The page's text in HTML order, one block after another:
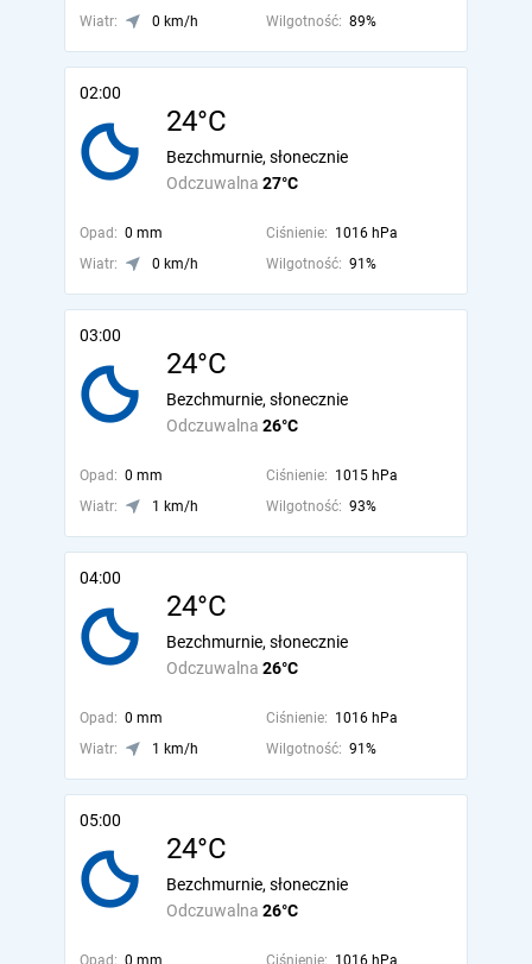
Wiatr:
0 km/h Wilgotność: 89%
02:00
24°C
Odczuwalna 27°C
Bezchmurnie, słonecznie
Opad: 0 mm Ciśnienie: 1016 hPa
Wiatr:
0 km/h Wilgotność: 91%
03:00
24°C
Odczuwalna 26°C
Bezchmurnie, słonecznie
Opad: 0 mm Ciśnienie: 1015 hPa
Wiatr:
1 km/h Wilgotność: 93%
04:00
24°C
Odczuwalna 26°C
Bezchmurnie, słonecznie
Opad: 0 mm Ciśnienie: 1016 hPa
Wiatr:
1 km/h Wilgotność: 91%
05:00
24°C
Odczuwalna 26°C
Bezchmurnie, słonecznie
Opad: 0 mm Ciśnienie: 1016 hPa